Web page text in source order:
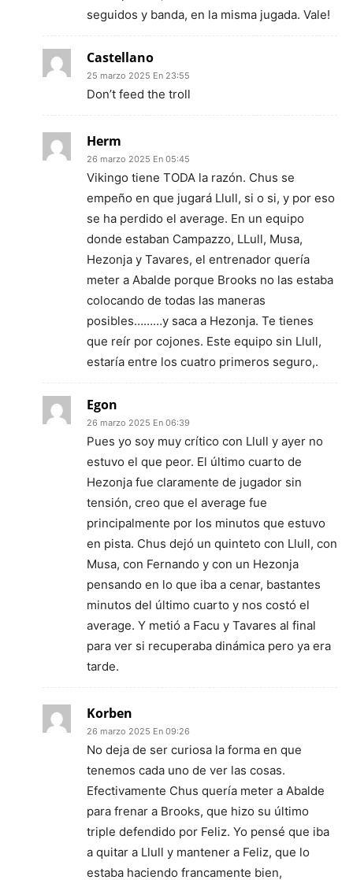
seguidos y banda, en la misma jugada. Vale!
Castellano
25 marzo 2025 En 23:55
Don’t feed the troll
Herm
26 marzo 2025 En 05:45
Vikingo tiene TODA la razón. Chus se
empeño en que jugará Llull, si o si, y por eso
se ha perdido el average. En un equipo
donde estaban Campazzo, LLull, Musa,
Hezonja y Tavares, el entrenador quería
meter a Abalde porque Brooks no las estaba
colocando de todas las maneras
posibles………y saca a Hezonja. Te tienes
que reír por cojones. Este equipo sin Llull,
estaría entre los cuatro primeros seguro,.
Egon
26 marzo 2025 En 06:39
Pues yo soy muy crítico con Llull y ayer no
estuvo el que peor. El último cuarto de
Hezonja fue claramente de jugador sin
tensión, creo que el average fue
principalmente por los minutos que estuvo
en pista. Chus dejó un quinteto con Llull, con
Musa, con Fernando y con un Hezonja
pensando en lo que iba a cenar, bastantes
minutos del último cuarto y nos costó el
average. Y metió a Facu y Tavares al final
para ver si recuperaba dinámica pero ya era
tarde.
Korben
26 marzo 2025 En 09:26
No deja de ser curiosa la forma en que
tenemos cada uno de ver las cosas.
Efectivamente Chus quería meter a Abalde
para frenar a Brooks, que hizo su último
triple defendido por Feliz. Yo pensé que iba
a quitar a Llull y mantener a Feliz, que lo
estaba haciendo francamente bien,